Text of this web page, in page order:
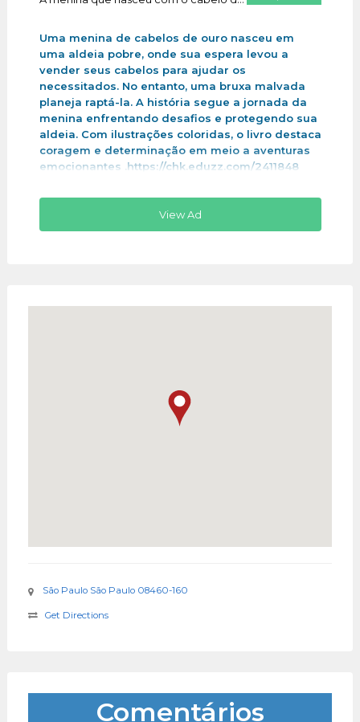
Uma menina de cabelos de ouro nasceu em
uma aldeia pobre, onde sua espera levou a
vender seus cabelos para ajudar os
necessitados. No entanto, uma bruxa malvada
planeja raptá-la. A história segue a jornada da
menina enfrentando desafios e protegendo sua
aldeia. Com ilustrações coloridas, o livro destaca
coragem e determinação em meio a aventuras
emocionantes .https://chk.eduzz.com/2411848
View Ad
São Paulo São Paulo 08460-160
Get Directions
Comentários